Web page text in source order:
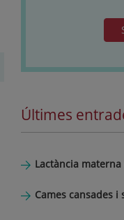
Últimes
Lactància
Cames cansades i